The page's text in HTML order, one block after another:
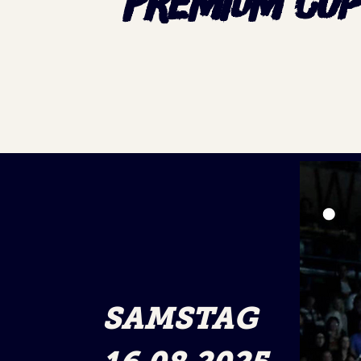
SAMSTAG